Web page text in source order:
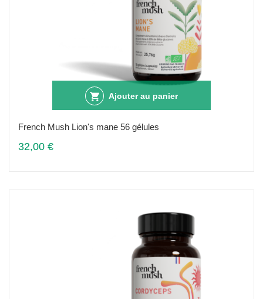
Ajouter au panier
French Mush Lion's mane 56 gélules
32,00 €